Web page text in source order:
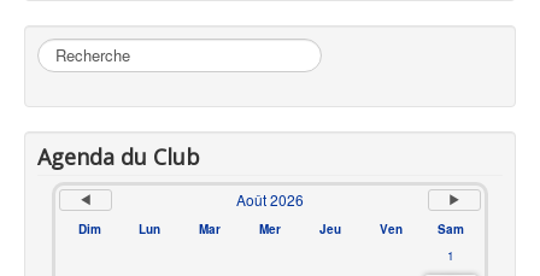
Rechercher
Agenda du Club
Août 2026
Dim Lun Mar Mer Jeu Ven
Sam
1